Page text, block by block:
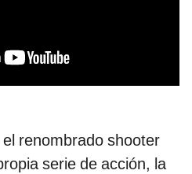
renombrado shooter
serie de acción, la